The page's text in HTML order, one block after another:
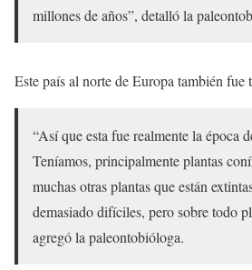
millones de años”, detalló la
Este país al norte de Europa también fue
“Así que esta fue realmente la época
Teníamos, principalmente plantas
muchas otras plantas que están
demasiado difíciles, pero sobre todo
agregó la paleontobióloga.